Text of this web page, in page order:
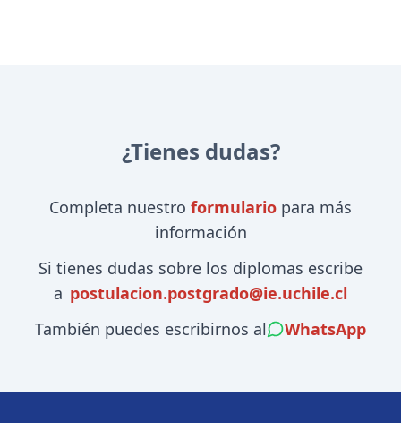
¿Tienes dudas?
Completa nuestro formulario para más
información
Si tienes dudas sobre los diplomas escribe
a postulacion.postgrado@ie.uchile.cl
También puedes escribirnos al
WhatsApp